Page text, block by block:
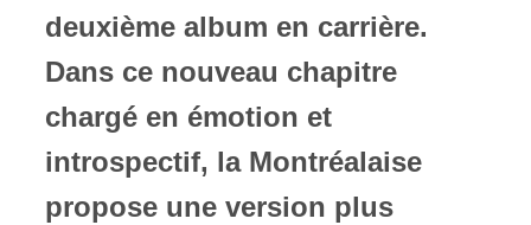
deuxième album en carrière.
Dans ce nouveau chapitre
chargé en émotion et
introspectif, la Montréalaise
propose une version plus